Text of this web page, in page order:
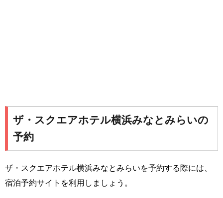
ザ・スクエアホテル横浜みなとみらいの
予約
ザ・スクエアホテル横浜みなとみらいを予約する際には、
宿泊予約サイトを利用しましょう。